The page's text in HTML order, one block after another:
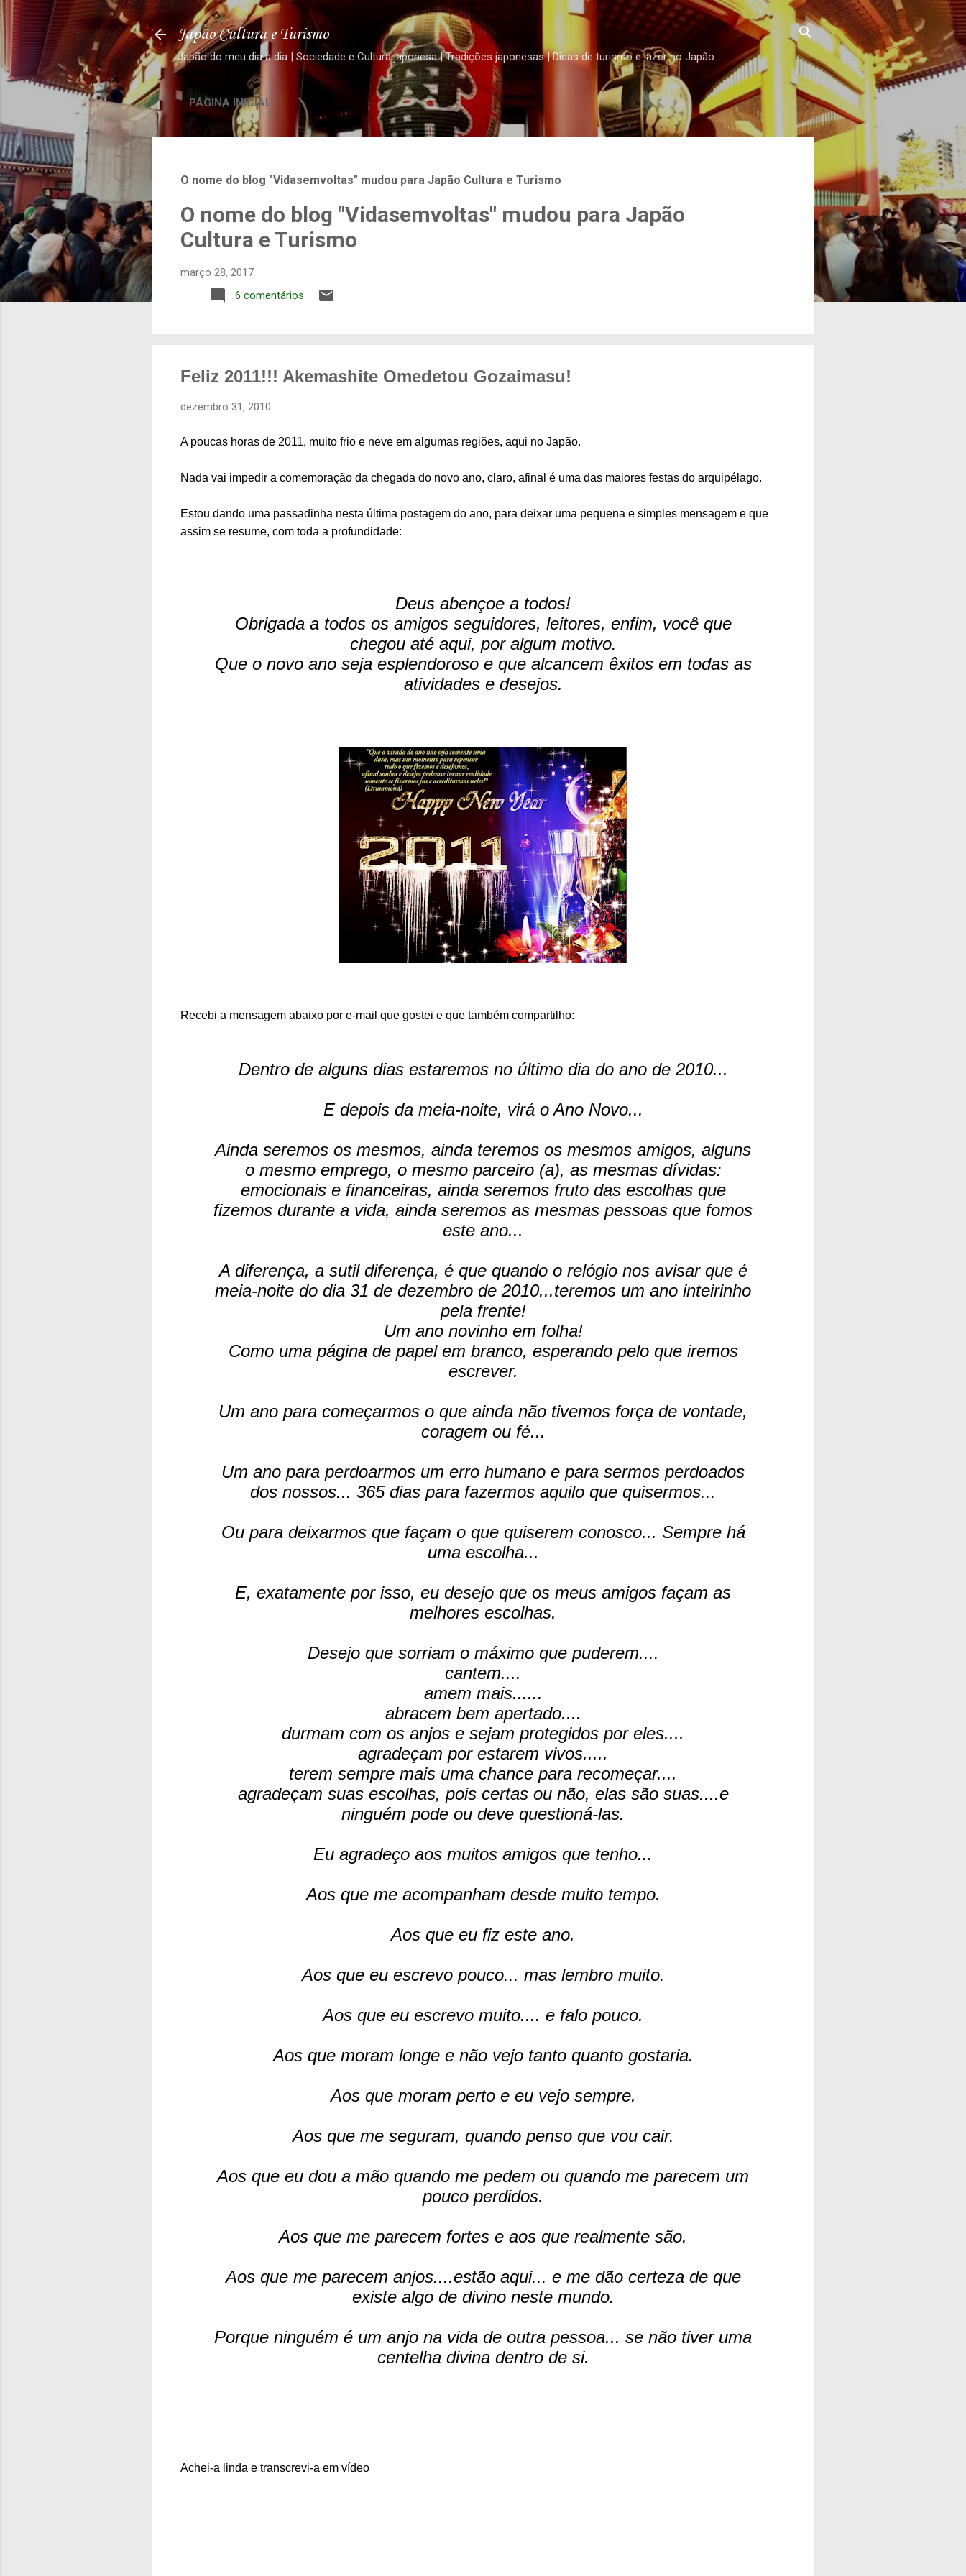
Pular para o conteúdo principal
Japão Cultura e Turismo
Japão do meu dia a dia | Sociedade e Cultura japonesa | Tradições japonesas | Dicas de turismo e lazer no Japão
PÁGINA INICIAL
O nome do blog "Vidasemvoltas" mudou para Japão Cultura e Turismo
O nome do blog "Vidasemvoltas" mudou para Japão
Cultura e Turismo
março 28, 2017
6 comentários
Feliz 2011!!! Akemashite Omedetou Gozaimasu!
dezembro 31, 2010
A poucas horas de 2011, muito frio e neve em algumas regiões, aqui no Japão.
Nada vai impedir a comemoração da chegada do novo ano, claro, afinal é uma das maiores festas do arquipélago.
Estou dando uma passadinha nesta última postagem do ano, para deixar uma pequena e simples mensagem e que
assim se resume, com toda a profundidade:
Deus abençoe a todos!
Obrigada a todos os amigos seguidores, leitores, enfim, você que
chegou até aqui, por algum motivo.
Que o novo ano seja esplendoroso e que alcancem êxitos em todas as
atividades e desejos.
Recebi a mensagem abaixo por e-mail que gostei e que também compartilho:
Dentro de alguns dias estaremos no último dia do ano de 2010...
E depois da meia-noite, virá o Ano Novo...
Ainda seremos os mesmos, ainda teremos os mesmos amigos, alguns
o mesmo emprego, o mesmo parceiro (a), as mesmas dívidas:
emocionais e financeiras, ainda seremos fruto das escolhas que
fizemos durante a vida, ainda seremos as mesmas pessoas que fomos
este ano...
A diferença, a sutil diferença, é que quando o relógio nos avisar que é
meia-noite do dia 31 de dezembro de 2010...teremos um ano inteirinho
pela frente!
Um ano novinho em folha!
Como uma página de papel em branco, esperando pelo que iremos
escrever.
Um ano para começarmos o que ainda não tivemos força de vontade,
coragem ou fé...
Um ano para perdoarmos um erro humano e para sermos perdoados
dos nossos... 365 dias para fazermos aquilo que quisermos...
Ou para deixarmos que façam o que quiserem conosco... Sempre há
uma escolha...
E, exatamente por isso, eu desejo que os meus amigos façam as
melhores escolhas.
Desejo que sorriam o máximo que puderem....
cantem....
amem mais......
abracem bem apertado....
durmam com os anjos e sejam protegidos por eles....
agradeçam por estarem vivos.....
terem sempre mais uma chance para recomeçar....
agradeçam suas escolhas, pois certas ou não, elas são suas....e
ninguém pode ou deve questioná-las.
Eu agradeço aos muitos amigos que tenho...
Aos que me acompanham desde muito tempo.
Aos que eu fiz este ano.
Aos que eu escrevo pouco... mas lembro muito.
Aos que eu escrevo muito.... e falo pouco.
Aos que moram longe e não vejo tanto quanto gostaria.
Aos que moram perto e eu vejo sempre.
Aos que me seguram, quando penso que vou cair.
Aos que eu dou a mão quando me pedem ou quando me parecem um
pouco perdidos.
Aos que me parecem fortes e aos que realmente são.
Aos que me parecem anjos....estão aqui... e me dão certeza de que
existe algo de divino neste mundo.
Porque ninguém é um anjo na vida de outra pessoa... se não tiver uma
centelha divina dentro de si.
Achei-a linda e transcrevi-a em vídeo